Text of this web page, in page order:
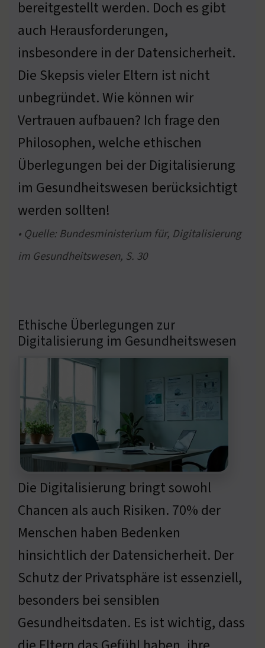
bereitgestellt werden. Doch es gibt
auch Herausforderungen,
insbesondere in der Datensicherheit.
Die Skepsis vieler Eltern ist nicht
unbegründet. Wie können wir
Vertrauen aufbauen? Ich frage den
Philosophen, welche ethischen
Überlegungen bei der Digitalisierung
im Gesundheitswesen berücksichtigt
werden sollten!
• Quelle: Bundesministerium für, Digitalisierung
im Gesundheitswesen, S. 30
Ethische Überlegungen zur
Digitalisierung im Gesundheitswesen
Die Digitalisierung bringt sowohl
Chancen als auch Risiken. 70% der
Menschen haben Bedenken
hinsichtlich der Datensicherheit. Der
Schutz der Privatsphäre ist essenziell,
besonders bei sensiblen
Gesundheitsdaten. Es ist wichtig, dass